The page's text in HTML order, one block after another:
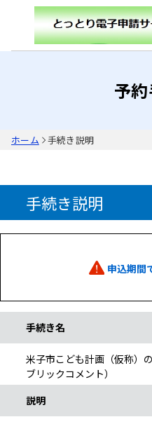
予
ホーム 手続き説明
手続き説明
申込期間
手続き名
米子市こども計画（仮称）
ブリックコメント）
説明